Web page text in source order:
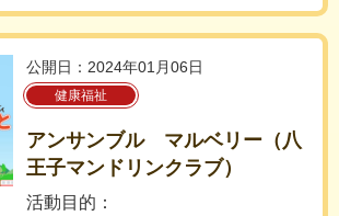
公開日：2024年01月06日
健康福祉
アンサンブル マルベリー（八
王子マンドリンクラブ）
活動目的：